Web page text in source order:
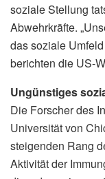
soziale Stellung
Abwehrkräfte.
das soziale
berichten die US-
Ungünstiges
Die Forscher des
Universität von
steigenden Rang
Aktivität der